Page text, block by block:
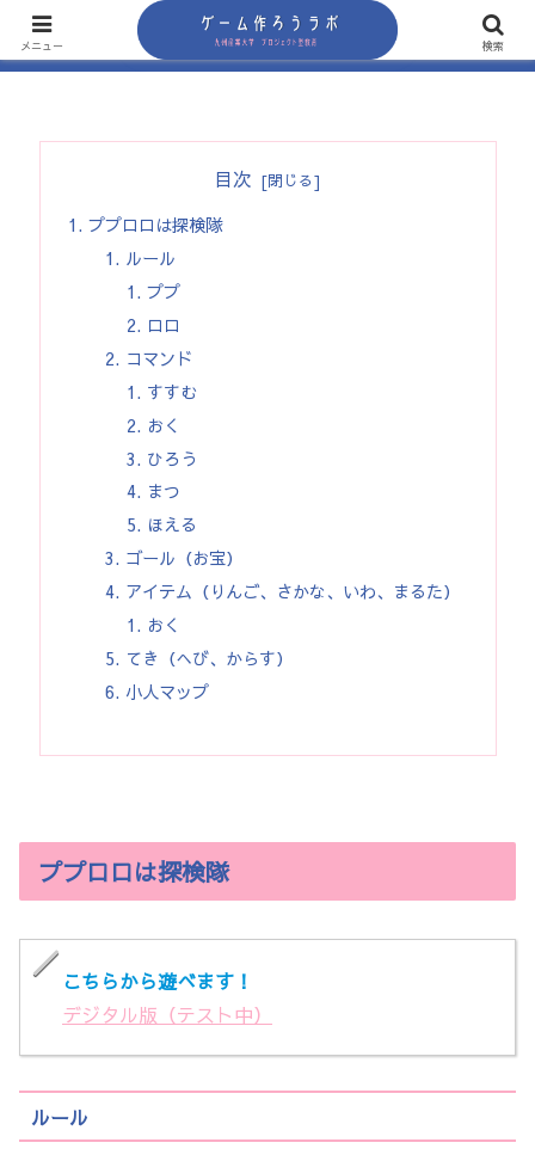
目次
ププロロは探検隊
ルール
ププ
ロロ
コマンド
すすむ
おく
ひろう
まつ
ほえる
ゴール（お宝）
アイテム（りんご、さかな、いわ、まるた）
おく
てき（へび、からす）
小人マップ
ププロロは探検隊
こちらから遊べます！
デジタル版（テスト中）
ルール
メニュー 検索